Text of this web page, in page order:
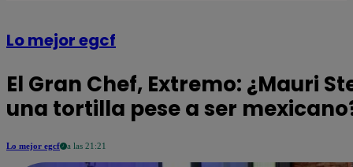
Lo mejor egcf
El Gran Chef, Extremo: ¿Mauri
una tortilla pese a ser
Lo mejor egcf a las 21:21